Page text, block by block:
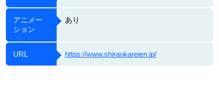
アニメー
ション
あり
URL https://www.shiraokareien.jp/